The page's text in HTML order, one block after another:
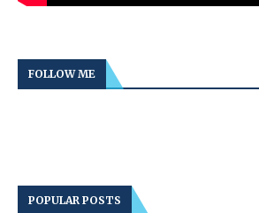
FOLLOW ME
POPULAR POSTS